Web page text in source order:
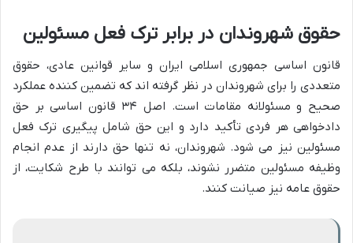
حقوق شهروندان در برابر ترک فعل مسئولین
قانون اساسی جمهوری اسلامی ایران و سایر قوانین عادی، حقوق
متعددی را برای شهروندان در نظر گرفته اند که تضمین کننده عملکرد
صحیح و مسئولانه مقامات است. اصل ۳۴ قانون اساسی بر حق
دادخواهی هر فردی تأکید دارد و این حق شامل پیگیری ترک فعل
مسئولین نیز می شود. شهروندان، نه تنها حق دارند از عدم انجام
وظیفه مسئولین متضرر نشوند، بلکه می توانند با طرح شکایت، از
حقوق عامه نیز صیانت کنند.